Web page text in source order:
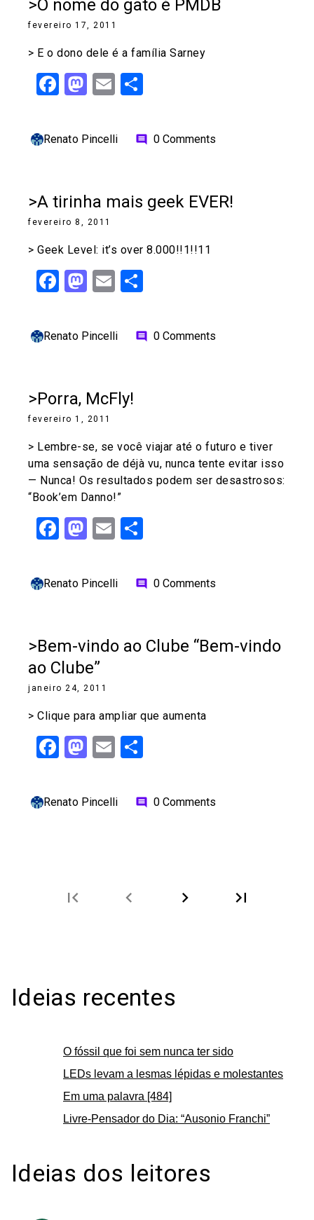
>O nome do gato é PMDB
fevereiro 17, 2011
> E o dono dele é a família Sarney
Facebook
Mastodon
Email
Renato Pincelli comment 0 Comments
>A tirinha mais geek EVER!
fevereiro 8, 2011
> Geek Level: it’s over 8.000!!1!!11
Facebook
Mastodon
Email
Renato Pincelli comment 0 Comments
>Porra, McFly!
fevereiro 1, 2011
> Lembre-se, se você viajar até o futuro e tiver
uma sensação de déjà vu, nunca tente evitar isso
— Nunca! Os resultados podem ser desastrosos:
“Book’em Danno!”
Facebook
Mastodon
Email
Renato Pincelli comment 0 Comments
>Bem-vindo ao Clube “Bem-vindo
ao Clube”
janeiro 24, 2011
> Clique para ampliar que aumenta
Facebook
Mastodon
Email
Renato Pincelli comment 0 Comments
first_page chevron_left chevron_right last_page
Ideias recentes
O fóssil que foi sem nunca ter sido
LEDs levam a lesmas lépidas e molestantes
Em uma palavra [484]
Livre-Pensador do Dia: “Ausonio Franchi”
Ideias dos leitores